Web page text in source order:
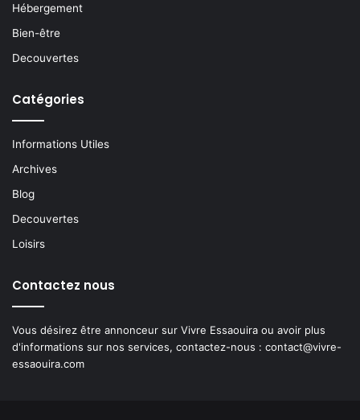
Hébergement
Bien-être
Decouvertes
Catégories
Informations Utiles
Archives
Blog
Decouvertes
Loisirs
Contactez nous
Vous désirez être annonceur sur Vivre Essaouira ou avoir plus
d'informations sur nos services, contactez-nous : contact@vivre-
essaouira.com